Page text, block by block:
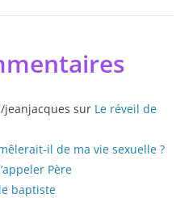
sur Le réveil de
il de ma vie sexuelle ?
Père
baptiste